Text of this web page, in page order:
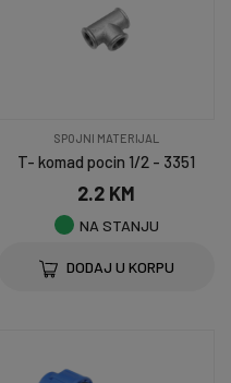
SPOJNI MATERIJAL
T- komad pocin 1/2 - 3351
2.2 KM
NA STANJU
DODAJ U KORPU